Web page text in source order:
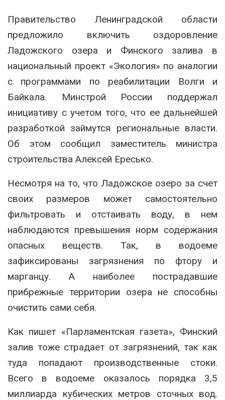
Правительство Ленинградской области
предложило включить оздоровление
Ладожского озера и Финского залива в
национальный проект «Экология» по аналогии
с программами по реабилитации Волги и
Байкала. Минстрой России поддержал
инициативу с учетом того, что ее дальнейшей
разработкой займутся региональные власти.
Об этом сообщил заместитель министра
строительства Алексей Ересько.
Несмотря на то, что Ладожское озеро за счет
своих размеров может самостоятельно
фильтровать и отстаивать воду, в нем
наблюдаются превышения норм содержания
опасных веществ. Так, в водоеме
зафиксированы загрязнения по фтору и
марганцу. А наиболее пострадавшие
прибрежные территории озера не способны
очистить сами себя.
Как пишет «Парламентская газета», Финский
залив тоже страдает от загрязнений, так как
туда попадают производственные стоки.
Всего в водоеме оказалось порядка 3,5
миллиарда кубических метров сточных вод.